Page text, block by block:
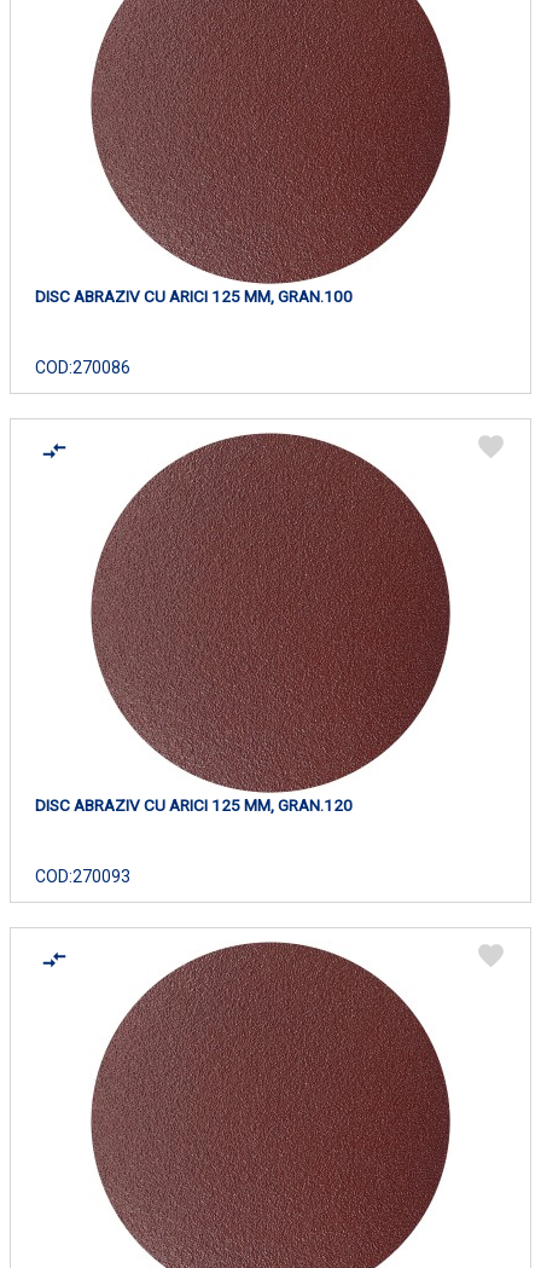
DISC ABRAZIV CU ARICI 125 MM, GRAN.100
COD:270086
DISC ABRAZIV CU ARICI 125 MM, GRAN.120
COD:270093